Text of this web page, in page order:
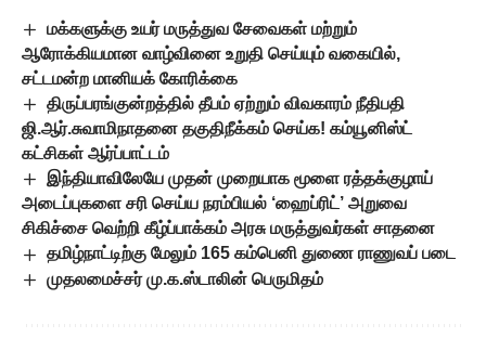
மக்களுக்கு உயர் மருத்துவ சேவைகள் மற்றும்
ஆரோக்கியமான வாழ்வினை உறுதி செய்யும் வகையில்,
சட்டமன்ற மானியக் கோரிக்கை
திருப்பரங்குன்றத்தில் தீபம் ஏற்றும் விவகாரம் நீதிபதி
ஜி.ஆர்.சுவாமிநாதனை தகுதிநீக்கம் செய்க! கம்யூனிஸ்ட்
கட்சிகள் ஆர்ப்பாட்டம்
இந்தியாவிலேயே முதன் முறையாக மூளை ரத்தக்குழாய்
அடைப்புகளை சரி செய்ய நரம்பியல் ‘ஹைப்ரிட்’ அறுவை
சிகிச்சை வெற்றி கீழ்ப்பாக்கம் அரசு மருத்துவர்கள் சாதனை
தமிழ்நாட்டிற்கு மேலும் 165 கம்பெனி துணை ராணுவப் படை
முதலமைச்சர் மு.க.ஸ்டாலின் பெருமிதம்